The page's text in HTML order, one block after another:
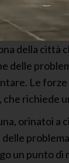
della
delle
Le forze
che richiede
orinatoi a
un punto